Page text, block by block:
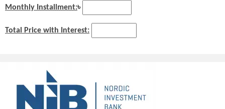
Monthly Installment:৳
Total Price with Interest: